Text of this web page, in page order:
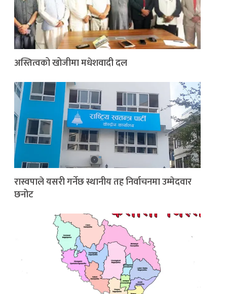
अस्तित्वको खोजीमा मधेशवादी दल
रास्वपाले यसरी गर्नेछ स्थानीय तह निर्वाचनमा उम्मेदवार
छनोट